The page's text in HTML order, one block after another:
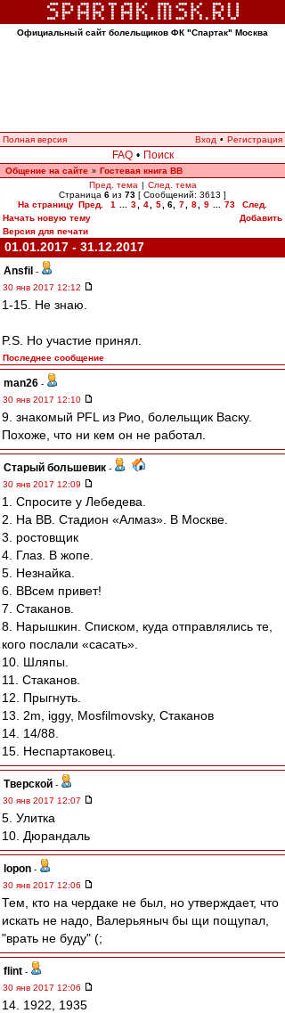
Официальный сайт болельщиков ФК "Спартак" Москва
Полная версия Вход • Регистрация
FAQ • Поиск
Общение на сайте » Гостевая книга ВВ
Пред. тема | След. тема
Страница 6 из 73 [ Сообщений: 3613 ]
На страницу Пред. 1 3 4 5 6 7 8 9 73
След.
Начать новую тему
Добавить
Версия для печати
01.01.2017 - 31.12.2017
Ansfil -
30 янв 2017 12:12
1-15. Не знаю.
P.S. Но участие принял.
Последнее сообщение
man26 -
30 янв 2017 12:10
9. знакомый PFL из Рио, болельщик Васку.
Похоже, что ни кем он не работал.
Старый большевик -
30 янв 2017 12:09
1. Спросите у Лебедева.
2. На ВВ. Стадион «Алмаз». В Москве.
3. ростовщик
4. Глаз. В жопе.
5. Незнайка.
6. ВВсем привет!
7. Стаканов.
8. Нарышкин. Списком, куда отправлялись те,
кого послали «сасать».
10. Шляпы.
11. Стаканов.
12. Прыгнуть.
13. 2m, iggy, Mosfilmovsky, Стаканов
14. 14/88.
15. Неспартаковец.
Тверской -
30 янв 2017 12:07
5. Улитка
10. Дюрандаль
lopon -
30 янв 2017 12:06
Тем, кто на чердаке не был, но утверждает, что
искать не надо, Валерьяныч бы щи пощупал,
"врать не буду" (;
flint -
30 янв 2017 12:06
14. 1922, 1935